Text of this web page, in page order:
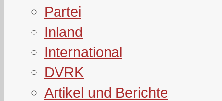
Partei
Inland
International
DVRK
Artikel und Berichte